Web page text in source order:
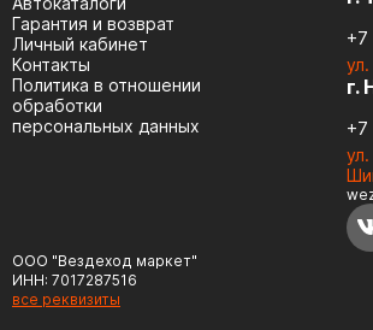
ООО "Вездеход маркет"
ИНН: 7017287516
все реквизиты
Гарантия и возврат
Личный кабинет
Контакты
Политика в отношении
обработки
персональных данных
+7
г.
+7